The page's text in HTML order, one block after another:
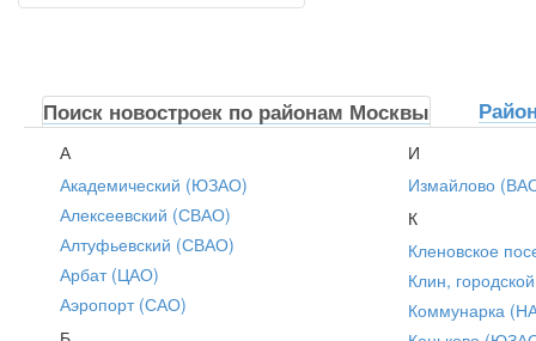
Поиск новостроек по районам Москвы
А
Академический (ЮЗАО)
Алексеевский (СВАО)
Алтуфьевский (СВАО)
Арбат (ЦАО)
Аэропорт (САО)
И
Измайлово
К
Кленовское
Клин,
Коммунарка